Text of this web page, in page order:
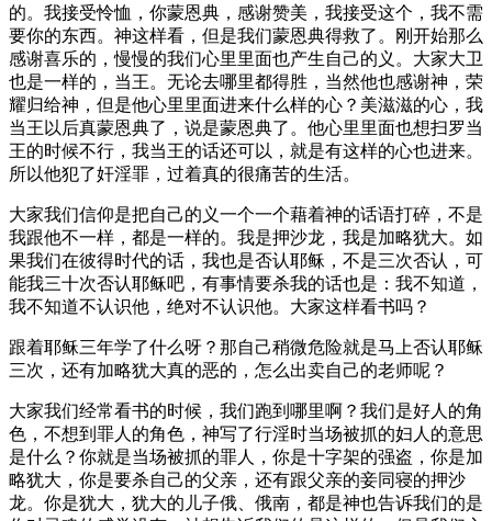
的。我接受怜恤，你蒙恩典，感谢赞美，我接受这个，我不需
要你的东西。神这样看，但是我们蒙恩典得救了。刚开始那么
感谢喜乐的，慢慢的我们心里里面也产生自己的义。大家大卫
也是一样的，当王。无论去哪里都得胜，当然他也感谢神，荣
耀归给神，但是他心里里面进来什么样的心？美滋滋的心，我
当王以后真蒙恩典了，说是蒙恩典了。他心里里面也想扫罗当
王的时候不行，我当王的话还可以，就是有这样的心也进来。
所以他犯了奸淫罪，过着真的很痛苦的生活。
大家我们信仰是把自己的义一个一个藉着神的话语打碎，不是
我跟他不一样，都是一样的。我是押沙龙，我是加略犹大。如
果我们在彼得时代的话，我也是否认耶稣，不是三次否认，可
能我三十次否认耶稣吧，有事情要杀我的话也是：我不知道，
我不知道不认识他，绝对不认识他。大家这样看书吗？
跟着耶稣三年学了什么呀？那自己稍微危险就是马上否认耶稣
三次，还有加略犹大真的恶的，怎么出卖自己的老师呢？
大家我们经常看书的时候，我们跑到哪里啊？我们是好人的角
色，不想到罪人的角色，神写了行淫时当场被抓的妇人的意思
是什么？你就是当场被抓的罪人，你是十字架的强盗，你是加
略犹大，你是要杀自己的父亲，还有跟父亲的妾同寝的押沙
龙。你是犹大，犹大的儿子俄、俄南，都是神也告诉我们的是